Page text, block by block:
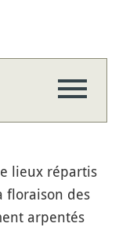
lieux répartis
floraison des
arpentés